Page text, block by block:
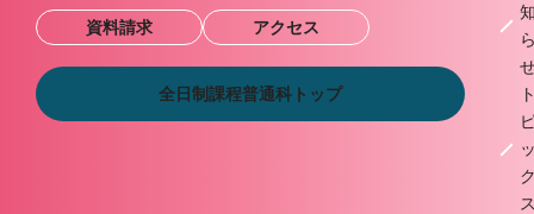
資料請求 アクセス
全日制課程普通科トップ